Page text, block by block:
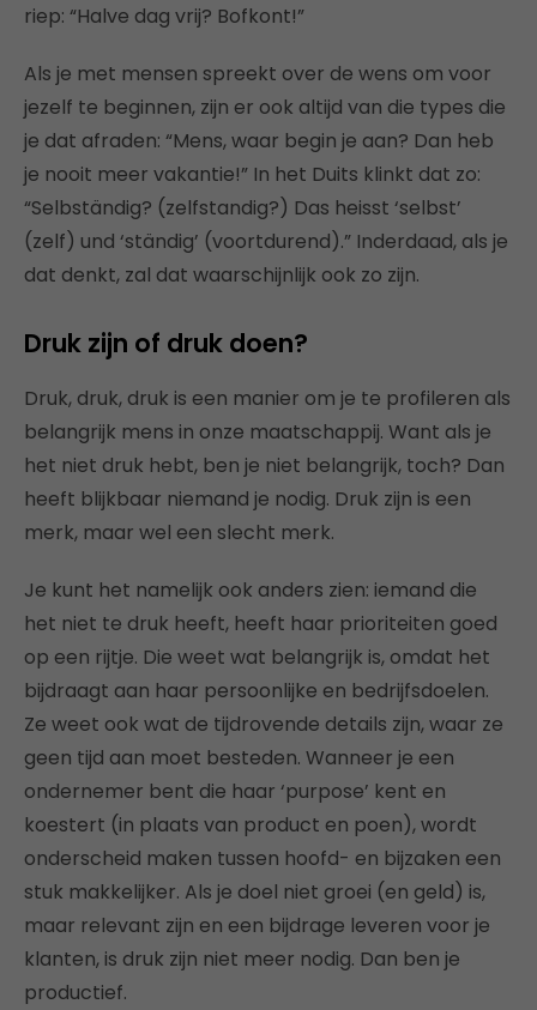
riep: “Halve dag vrij? Bofkont!”
Als je met mensen spreekt over de wens om voor
jezelf te beginnen, zijn er ook altijd van die types die
je dat afraden: “Mens, waar begin je aan? Dan heb
je nooit meer vakantie!” In het Duits klinkt dat zo:
“Selbständig? (zelfstandig?) Das heisst ‘selbst’
(zelf) und ‘ständig’ (voortdurend).” Inderdaad, als je
dat denkt, zal dat waarschijnlijk ook zo zijn.
Druk zijn of druk doen?
Druk, druk, druk is een manier om je te profileren als
belangrijk mens in onze maatschappij. Want als je
het niet druk hebt, ben je niet belangrijk, toch? Dan
heeft blijkbaar niemand je nodig. Druk zijn is een
merk, maar wel een slecht merk.
Je kunt het namelijk ook anders zien: iemand die
het niet te druk heeft, heeft haar prioriteiten goed
op een rijtje. Die weet wat belangrijk is, omdat het
bijdraagt aan haar persoonlijke en bedrijfsdoelen.
Ze weet ook wat de tijdrovende details zijn, waar ze
geen tijd aan moet besteden. Wanneer je een
ondernemer bent die haar ‘purpose’ kent en
koestert (in plaats van product en poen), wordt
onderscheid maken tussen hoofd- en bijzaken een
stuk makkelijker. Als je doel niet groei (en geld) is,
maar relevant zijn en een bijdrage leveren voor je
klanten, is druk zijn niet meer nodig. Dan ben je
productief.